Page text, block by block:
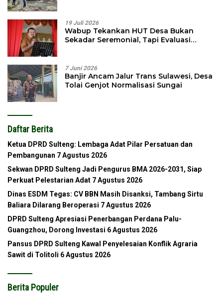
19 Juli 2026
Wabup Tekankan HUT Desa Bukan
Sekadar Seremonial, Tapi Evaluasi
7 Juni 2026
Banjir Ancam Jalur Trans Sulawesi, Desa
Tolai Genjot Normalisasi Sungai
Daftar Berita
Ketua DPRD Sulteng: Lembaga Adat Pilar Persatuan dan
Pembangunan 7 Agustus 2026
Sekwan DPRD Sulteng Jadi Pengurus BMA 2026-2031, Siap
Perkuat Pelestarian Adat 7 Agustus 2026
Dinas ESDM Tegas: CV BBN Masih Disanksi, Tambang Sirtu
Baliara Dilarang Beroperasi 7 Agustus 2026
DPRD Sulteng Apresiasi Penerbangan Perdana Palu-
Guangzhou, Dorong Investasi 6 Agustus 2026
Pansus DPRD Sulteng Kawal Penyelesaian Konflik Agraria
Sawit di Tolitoli 6 Agustus 2026
Berita Populer